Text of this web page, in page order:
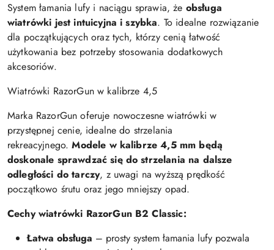
System łamania lufy i naciągu sprawia, że obsługa
wiatrówki jest intuicyjna i szybka. To idealne rozwiązanie
dla początkujących oraz tych, którzy cenią łatwość
użytkowania bez potrzeby stosowania dodatkowych
akcesoriów.
Wiatrówki RazorGun w kalibrze 4,5
Marka RazorGun oferuje nowoczesne wiatrówki w
przystępnej cenie, idealne do strzelania
rekreacyjnego.Modele w kalibrze 4,5 mm będą
doskonale sprawdzać się do strzelania na dalsze
odległości do tarczy, z uwagi na wyższą prędkość
początkowo śrutu oraz jego mniejszy opad.
Cechy wiatrówki RazorGun B2 Classic:
Łatwa obsługa – prosty system łamania lufy pozwala